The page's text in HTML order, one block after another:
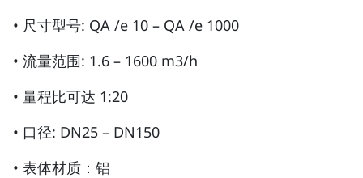
• 尺寸型号: QA /e 10 – QA /e 1000
• 流量范围: 1.6 – 1600 m3/h
• 量程比可达 1:20
• 口径: DN25 – DN150
• 表体材质：铝